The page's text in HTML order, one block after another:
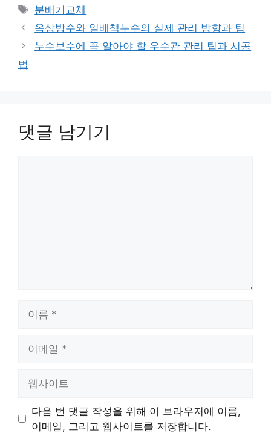
테
리
태
그
분배기교체
옥상방수와 일배책누수의 실제 관리 방향과 팁
누수보수에 꼭 알아야 할 우수관 관리 팁과 시공
법
댓글 남기기
트
다음 번 댓글 작성을 위해 이 브라우저에 이름,
이메일, 그리고 웹사이트를 저장합니다.